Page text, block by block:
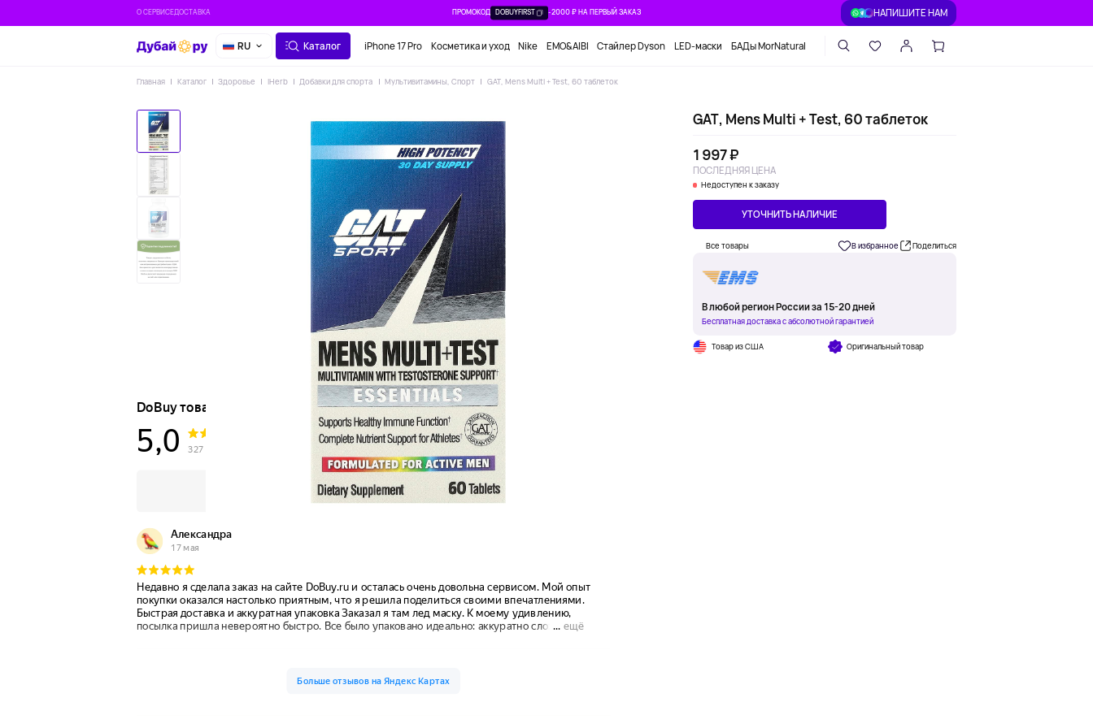
О СЕРВИСЕДОСТАВКА ПРОМОКОД DOBUYFIRST -2000 ₽ НА ПЕРВЫЙ ЗАКАЗ НАПИШИТЕ НАМ
RU Каталог iPhone 17 Pro Косметика и уход Nike EMO&AIBI Стайлер Dyson LED-маски БАДы MorNatural
Главная Каталог Здоровье IHerb Добавки для спорта Мультивитамины, Спорт GAT, Mens Multi + Test, 60 таблеток
GAT, Mens Multi + Test, 60 таблеток
1 997 ₽
ПОСЛЕДНЯЯ ЦЕНА
Недоступен к заказу
УТОЧНИТЬ НАЛИЧИЕ
Все товары В избранное Поделиться
В любой регион России за 15-20 дней
Бесплатная доставка с абсолютной гарантией
Товар из США Оригинальный товар